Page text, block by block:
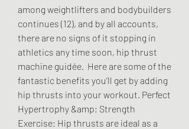
among weightlifters and bodybuilders
continues (12), and by all accounts,
there are no signs of it stopping in
athletics any time soon, hip thrust
machine guidée.  Here are some of the
fantastic benefits you’ll get by adding
hip thrusts into your workout. Perfect
Hypertrophy &amp; Strength
Exercise: Hip thrusts are ideal as a